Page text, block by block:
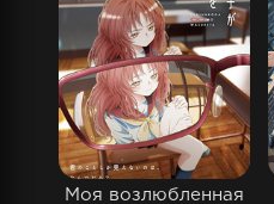
Моя возлюбленная